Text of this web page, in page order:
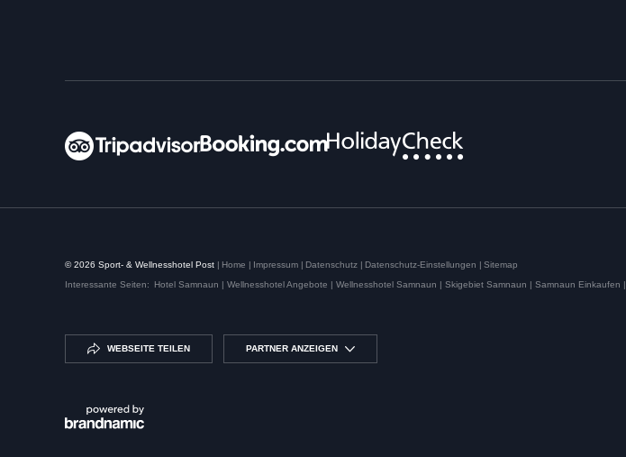
© 2026 Sport- & Wellnesshotel Post | Home | Impressum | Datenschutz | Datenschutz-Einstellungen | Sitemap
Interessante Seiten:
Hotel Samnaun | Wellnesshotel Angebote | Wellnesshotel Samnaun | Skigebiet Samnaun | Samnaun Einkaufen |
WEBSEITE TEILEN PARTNER ANZEIGEN